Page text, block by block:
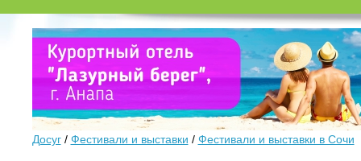
Досуг/ Фестивали и выставки / Фестивали и выставки в Сочи